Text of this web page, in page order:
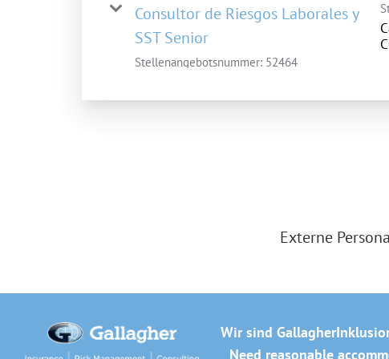
Consultor de Riesgos Laborales y
SST Senior
Stellenangebotsnummer: 52464
Externe
Wir sind Gallagher
Need reasonable